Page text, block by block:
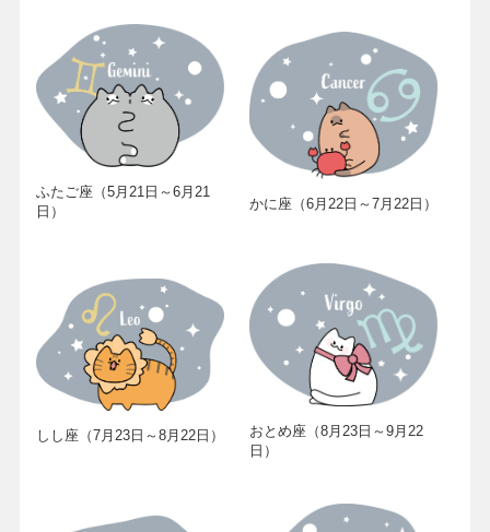
ふたご座（5月21日～6月21
日）
かに座（6月22日～7月22日）
しし座（7月23日～8月22日）
おとめ座（8月23日～9月22
日）